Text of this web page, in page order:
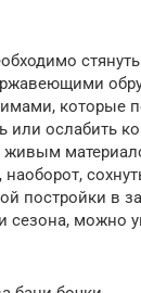
которые
или ослабить
живым
постройки в
сезона, можно